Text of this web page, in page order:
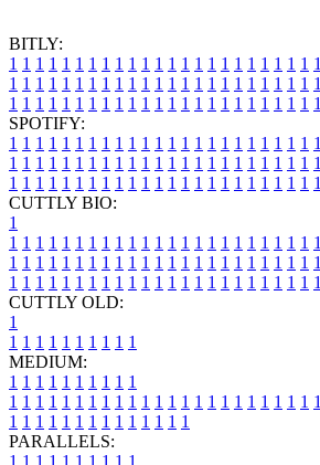
BITLY:
1 1 1 1 1 1 1 1 1 1 1 1 1 1 1 1 1 1 1 1 1 1 1 1
1 1 1 1 1 1 1 1 1 1 1 1 1 1 1 1 1 1 1 1 1 1 1 1
1 1 1 1 1 1 1 1 1 1 1 1 1 1 1 1 1 1 1 1 1 1 1 1
SPOTIFY:
1 1 1 1 1 1 1 1 1 1 1 1 1 1 1 1 1 1 1 1 1 1 1 1
1 1 1 1 1 1 1 1 1 1 1 1 1 1 1 1 1 1 1 1 1 1 1 1
1 1 1 1 1 1 1 1 1 1 1 1 1 1 1 1 1 1 1 1 1 1 1 1
CUTTLY BIO:
1
1 1 1 1 1 1 1 1 1 1 1 1 1 1 1 1 1 1 1 1 1 1 1 1
1 1 1 1 1 1 1 1 1 1 1 1 1 1 1 1 1 1 1 1 1 1 1 1
1 1 1 1 1 1 1 1 1 1 1 1 1 1 1 1 1 1 1 1 1 1 1 1
CUTTLY OLD:
1
1 1 1 1 1 1 1 1 1 1
MEDIUM:
1 1 1 1 1 1 1 1 1 1
1 1 1 1 1 1 1 1 1 1 1 1 1 1 1 1 1 1 1 1 1 1 1 1
1 1 1 1 1 1 1 1 1 1 1 1 1 1
PARALLELS:
1 1 1 1 1 1 1 1 1 1